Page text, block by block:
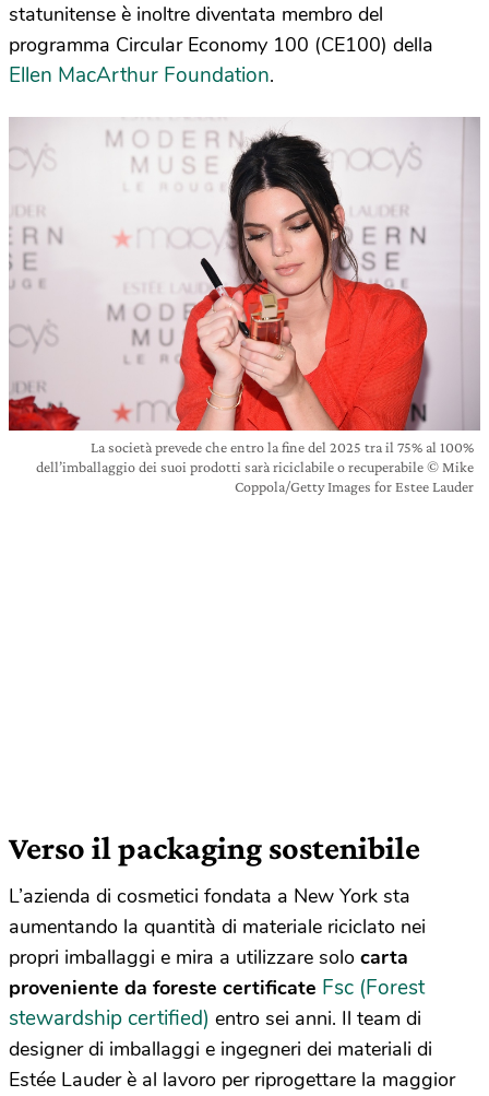
statunitense è inoltre diventata membro del
programma Circular Economy 100 (CE100) della
Ellen MacArthur Foundation.
La società prevede che entro la fine del 2025 tra il 75% al 100%
dell’imballaggio dei suoi prodotti sarà riciclabile o recuperabile © Mike
Coppola/Getty Images for Estee Lauder
Verso il packaging sostenibile
L’azienda di cosmetici fondata a New York sta
aumentando la quantità di materiale riciclato nei
propri imballaggi e mira a utilizzare solo carta
proveniente da foreste certificate Fsc (Forest
stewardship certified) entro sei anni. Il team di
designer di imballaggi e ingegneri dei materiali di
Estée Lauder è al lavoro per riprogettare la maggior